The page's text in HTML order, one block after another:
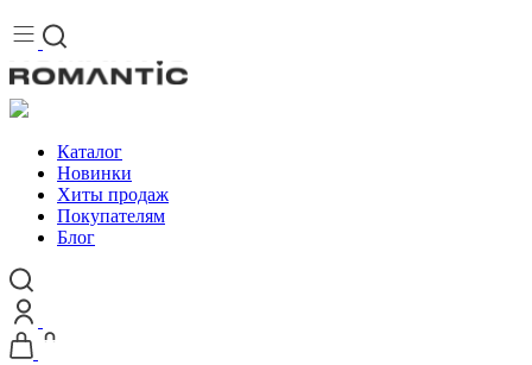
Каталог
Новинки
Хиты продаж
Покупателям
Блог